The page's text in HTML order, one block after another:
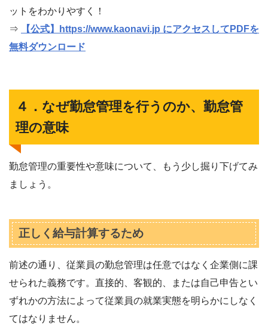
ットをわかりやすく！
⇒
【公式】https://www.kaonavi.jp にアクセスしてPDFを
無料ダウンロード
４．なぜ勤怠管理を行うのか、勤怠管
理の意味
勤怠管理の重要性や意味について、もう少し掘り下げてみ
ましょう。
正しく給与計算するため
前述の通り、従業員の勤怠管理は任意ではなく企業側に課
せられた義務です。直接的、客観的、または自己申告とい
ずれかの方法によって従業員の就業実態を明らかにしなく
てはなりません。